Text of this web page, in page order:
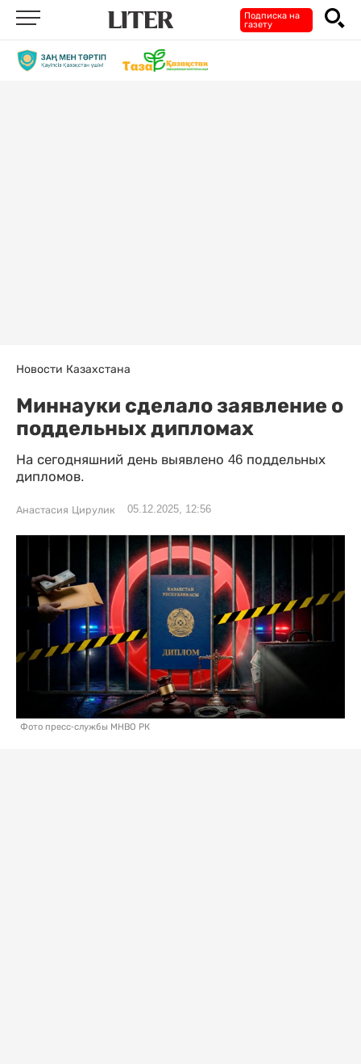
Подписка на
газету
Новости Казахстана
Миннауки сделало заявление о
поддельных дипломах
На сегодняшний день выявлено 46 поддельных
дипломов.
Анастасия Цирулик 05.12.2025, 12:56
Фото пресс-службы МНВО РК